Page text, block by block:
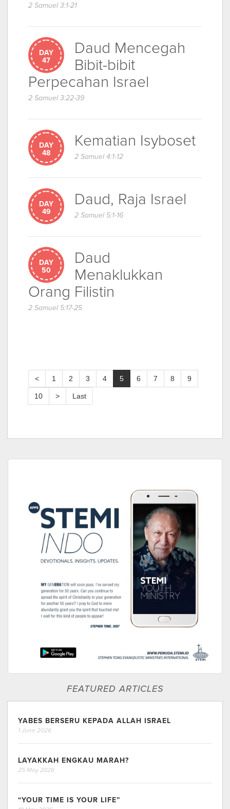
2 Samuel 3:1-21
DAY
47
Daud Mencegah
Bibit-bibit
Perpecahan Israel
2 Samuel 3:22-39
DAY
48
Kematian Isyboset
2 Samuel 4:1-12
DAY
49
Daud, Raja Israel
2 Samuel 5:1-16
DAY
50
Daud
Menaklukkan
Orang Filistin
2 Samuel 5:17-25
< 1 2 3 4 5 6 7 8 9
10 > Last
FEATURED ARTICLES
YABES BERSERU KEPADA ALLAH ISRAEL
1 June 2026
LAYAKKAH ENGKAU MARAH?
25 May 2026
“YOUR TIME IS YOUR LIFE”